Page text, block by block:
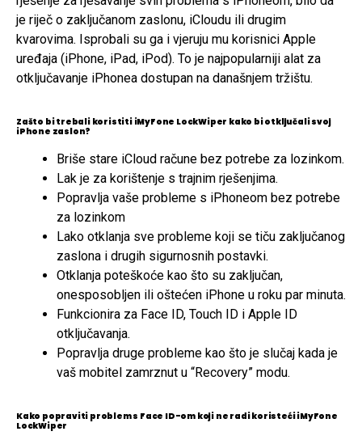
je riječ o zaključanom zaslonu, iCloudu ili drugim
kvarovima. Isprobali su ga i vjeruju mu korisnici Apple
uređaja (iPhone, iPad, iPod). To je najpopularniji alat za
otključavanje iPhonea dostupan na današnjem tržištu.
Zašto bi trebali koristiti iMyFone LockWiper kako bi otključali svoj
iPhone zaslon?
Briše stare iCloud račune bez potrebe za lozinkom.
Lak je za korištenje s trajnim rješenjima.
Popravlja vaše probleme s iPhoneom bez potrebe
za lozinkom
Lako otklanja sve probleme koji se tiču zaključanog
zaslona i drugih sigurnosnih postavki.
Otklanja poteškoće kao što su zaključan,
onesposobljen ili oštećen iPhone u roku par minuta.
Funkcionira za Face ID, Touch ID i Apple ID
otključavanja.
Popravlja druge probleme kao što je slučaj kada je
vaš mobitel zamrznut u “Recovery” modu.
Kako popraviti problem s Face ID-om koji ne radi koristeći iMyFone
LockWiper